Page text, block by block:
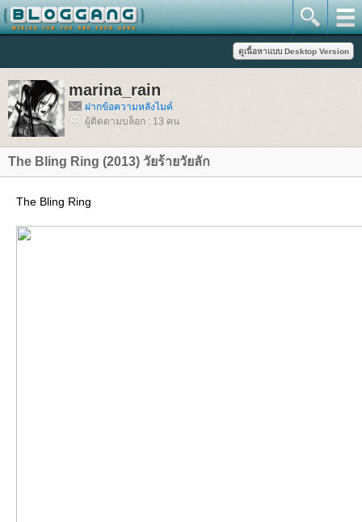
marina_rain
ฝากข้อความหลังไมค์
ผู้ติดตามบล็อก : 13 คน
The Bling Ring (2013) วัยร้ายวัยลัก
The Bling Ring